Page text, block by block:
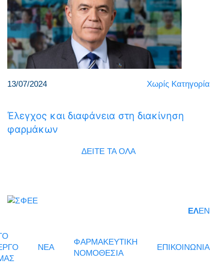
13/07/2024 Χωρίς Κατηγορία
Έλεγχος και διαφάνεια στη διακίνηση
φαρμάκων
ΔΕΙΤΕ ΤΑ ΟΛΑ
ΕΛEN
ΝΕΑ
ΦΑΡΜΑΚΕΥΤΙΚΗ
ΝΟΜΟΘΕΣΙΑ
ΕΠΙΚΟΙΝΩΝΙΑ